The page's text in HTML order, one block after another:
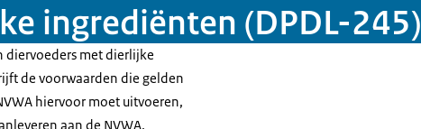
ingrediënten (DPDL-245)
diervoeders met dierlijke
de voorwaarden die gelden
hiervoor moet uitvoeren,
aan de NVWA.